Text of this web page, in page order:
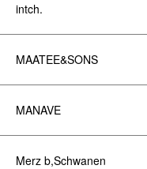
intch.
MAATEE&SONS
MANAVE
Merz b,Schwanen